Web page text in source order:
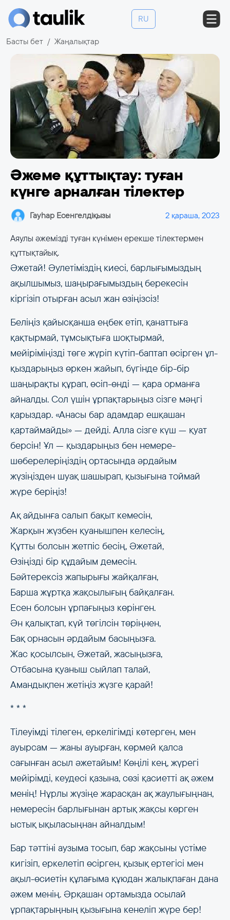
RU
Басты бет Жаңалықтар
Әжеме құттықтау: туған
күнге арналған тілектер
Гауһар Есенгелдіқызы 2 қараша, 2023
Аяулы әжемізді туған күнімен ерекше тілектермен
құттықтайық.
Әжетай! Әулетіміздің киесі, барлығымыздың
ақылшымыз, шаңырағымыздың берекесін
кіргізіп отырған асыл жан өзіңізсіз!
Беліңіз қайысқанша еңбек етіп, қанаттыға
қақтырмай, тұмсықтыға шоқтырмай,
мейіріміңізді төге жүріп күтіп-баптап өсірген ұл-
қыздарыңыз өркен жайып, бүгінде бір-бір
шаңырақты құрап, өсіп-өнді — қара орманға
айналды. Сол үшін ұрпақтарыңыз сізге мәңгі
қарыздар. «Анасы бар адамдар ешқашан
қартаймайды» — дейді. Алла сізге күш — қуат
берсін! Ұл — қыздарыңыз бен немере-
шөберелеріңіздің ортасында әрдайым
жүзіңізден шуақ шашырап, қызығына тоймай
жүре беріңіз!
Ақ айдынға салып бақыт кемесін,
Жарқын жүзбен қуанышпен келесің,
Құтты болсын жетпіс бесің, Әжетай,
Өзіңізді бір құдайым демесін.
Бәйтерексіз жапырығы жайқалған,
Барша жұртқа жақсылығың байқалған.
Есен болсын ұрпағыңыз көрінген.
Ән қалықтап, күй төгілсін төріңнен,
Бақ орнасын әрдайым басыңызға.
Жас қосылсын, Әжетай, жасыңызға,
Отбасына қуаныш сыйлап талай,
Амандықпен жетіңіз жүзге қарай!
* * *
Тілеуімді тілеген, еркелігімді көтерген, мен
ауырсам — жаны ауырған, көрмей қалса
сағынған асыл әжетайым! Көңілі кең, жүрегі
мейірімді, кеудесі қазына, сөзі қасиетті ақ әжем
менің! Нұрлы жүзіңе жарасқан ақ жаулығыңнан,
немересін барлығынан артық жақсы көрген
ыстық ықыласыңнан айналдым!
Бар тәттіні аузыма тосып, бар жақсыны үстіме
кигізіп, еркелетіп өсірген, қызық ертегісі мен
ақыл-өсиетін құлағыма құюдан жалықпаған дана
әжем менің. Әрқашан ортамызда осылай
ұрпақтарыңның қызығына кенеліп жүре бер!